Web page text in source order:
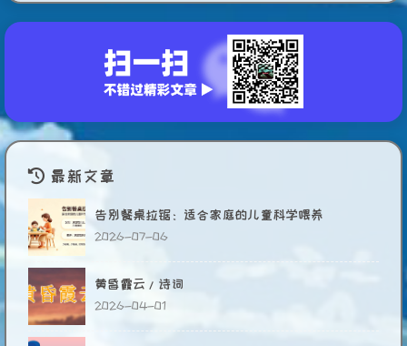
最新文章
告别餐桌拉锯：适合家庭的儿童科学喂养
2026-07-06
黄昏霞云/诗词
2026-04-01